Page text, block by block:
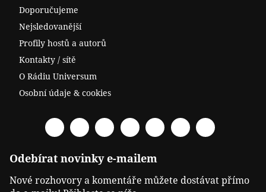
Doporučujeme
Nejsledovanější
Profily hostů a autorů
Kontakty / sítě
O Rádiu Universum
Osobní údaje & cookies
FacebookSpotify YouTubeTwitter RSS TelegramOdysee
Odebírat novinky e-mailem
Nové rozhovory a komentáře můžete dostávat přímo